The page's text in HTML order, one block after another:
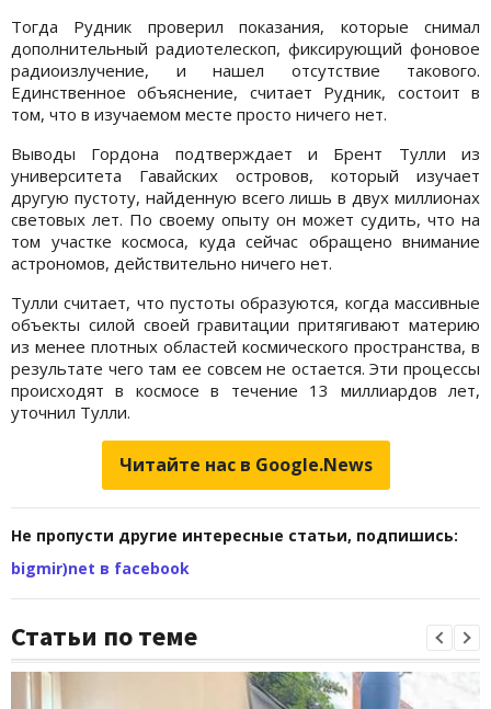
Тогда Рудник проверил показания, которые снимал
дополнительный радиотелескоп, фиксирующий фоновое
радиоизлучение, и нашел отсутствие такового.
Единственное объяснение, считает Рудник, состоит в
том, что в изучаемом месте просто ничего нет.
Выводы Гордона подтверждает и Брент Тулли из
университета Гавайских островов, который изучает
другую пустоту, найденную всего лишь в двух миллионах
световых лет. По своему опыту он может судить, что на
том участке космоса, куда сейчас обращено внимание
астрономов, действительно ничего нет.
Тулли считает, что пустоты образуются, когда массивные
объекты силой своей гравитации притягивают материю
из менее плотных областей космического пространства, в
результате чего там ее совсем не остается. Эти процессы
происходят в космосе в течение 13 миллиардов лет,
уточнил Тулли.
Читайте нас в Google.News
Не пропусти другие интересные статьи, подпишись:
bigmir)net в facebook
Статьи по теме